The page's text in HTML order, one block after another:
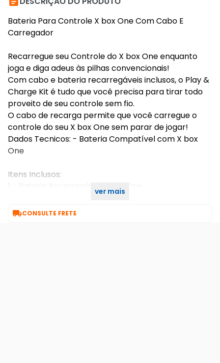
Bateria Para Controle X box One Com Cabo E
Carregador
Recarregue seu Controle do X box One enquanto
joga e diga adeus às pilhas convencionais!
Com cabo e bateria recarregáveis inclusos, o Play &
Charge Kit é tudo que você precisa para tirar todo
proveito de seu controle sem fio.
O cabo de recarga permite que você carregue o
controle do seu X box One sem parar de jogar!
Dados Tecnicos: - Bateria Compatível com X box
One
Itens Inclusos:
1 - Bateria Recarregável X box One
ver mais
CONSULTE FRETE